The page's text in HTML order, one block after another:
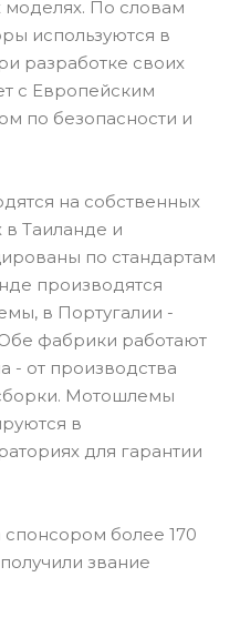
По словам
используются в
разработке своих
с Европейским
по безопасности и
на собственных
Таиланде и
по стандартам
производятся
в Португалии -
фабрики работают
- от производства
Мотошлемы
в
для гарантии
более 170
звание